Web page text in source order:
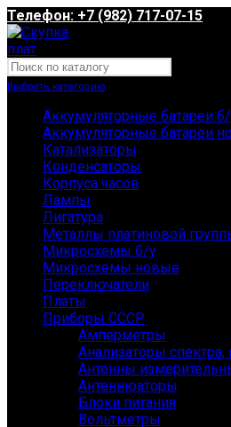
Телефон: +7 (982) 717-07-15
Выбрать категорию
Аккумуляторные батареи
Аккумуляторные батареи
Катализаторы
Конденсаторы
Корпуса часов
Лампы
Лигатура
Металлы платиновой
Микросхемы б/у
Микросхемы новые
Переключатели
Платы
Приборы СССР
Амперметры
Анализаторы
Антенны
Антеннюаторы
Блоки питания
Вольтметры